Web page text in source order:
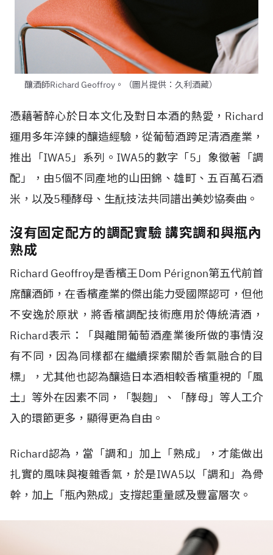
釀酒師Richard Geoffroy。（圖片提供：久利酒藏）
憑藉著醉心於日本文化及對日本酒的熱愛，Richard
運用多年淬鍊的釀造經驗，從葡萄酒跨足清酒產業，
推出「IWA5」系列。IWA5的數字「5」象徵著「調
配」，由5個不同產地的山田錦、雄町、五百萬石酒
米，以及5種酵母、生酛技法共同譜出美妙協奏曲。
沒有固定配方的調配實驗 講究調和與瓶內
熟成
Richard Geoffroy是香檳王Dom Pérignon第五代前首
席釀酒師，在香檳產業的傑出能力受國際認可，但他
不安逸於原狀，將香檳調配技術應用於傳統清酒，
Richard表示：「與離開葡萄酒產業後所做的事情沒
有不同，因為同樣都在繼續探索關於香氣融合的目
標」，尤其他也認為釀造日本酒相較香檳重視的「風
土」等外在因素不同，「製麴」、「酵母」等人工介
入的環節更多，顯得更為自由。
Richard認為，當「調和」加上「熟成」，才能做出
扎實的風味與複雜香氣，於是IWA5以「調和」為骨
幹，加上「瓶內熟成」支撐起重量感及豐富層次。